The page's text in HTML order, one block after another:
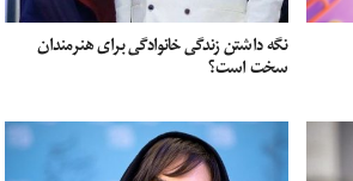
نگه داشتن زندگی خانوادگی برای هنرمندان
سخت است؟